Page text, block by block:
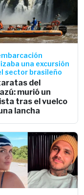
una excursión
sector brasileño
del
murió un
tras el vuelco
lancha